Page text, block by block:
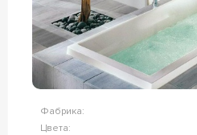
Фабрика:
Цвета: